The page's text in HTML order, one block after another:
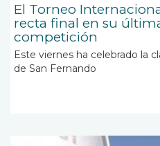
El Torneo
recta final en su
competición
Este viernes ha celebrado la
de San Fernando